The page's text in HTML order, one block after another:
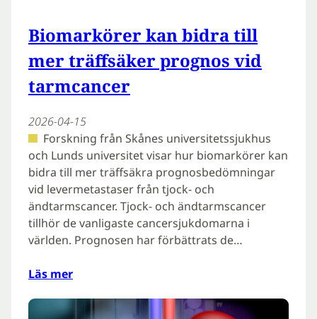
Biomarkörer kan bidra till
mer träffsäker prognos vid
tarmcancer
2026-04-15
Forskning från Skånes universitetssjukhus
och Lunds universitet visar hur biomarkörer kan
bidra till mer träffsäkra prognosbedömningar
vid levermetastaser från tjock- och
ändtarmscancer. Tjock- och ändtarmscancer
tillhör de vanligaste cancersjukdomarna i
världen. Prognosen har förbättrats de…
Läs mer